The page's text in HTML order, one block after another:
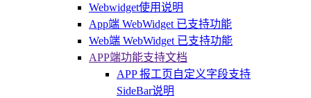
Webwidget使用说明
App端 WebWidget 已支持功能
Web端 WebWidget 已支持功能
APP端功能支持文档
APP 报工页自定义字段支持
SideBar说明